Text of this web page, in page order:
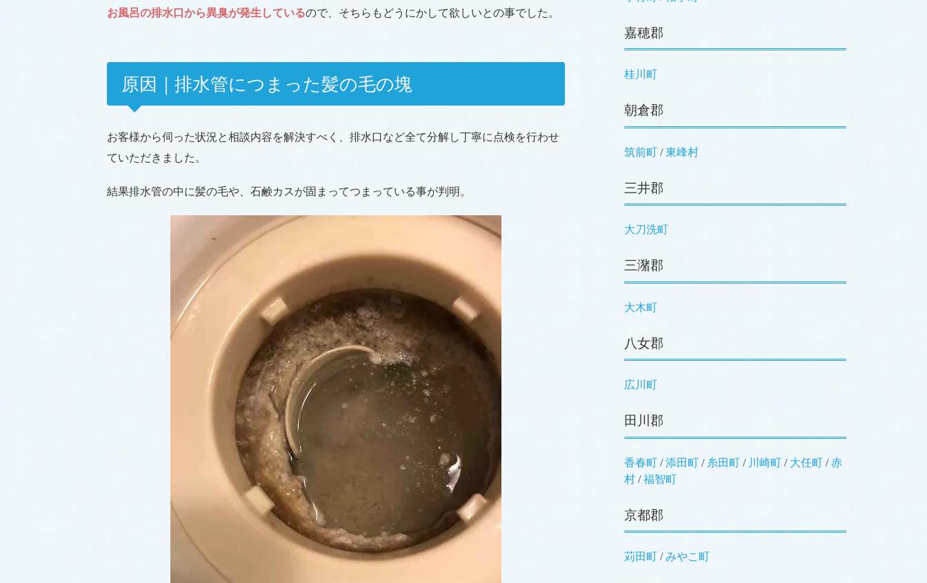
お風呂の排水口から異臭が発生しているので、そちらもどうにかして欲しいとの事でした。
原因｜排水管につまった髪の毛の塊
お客様から伺った状況と相談内容を解決すべく、排水口など全て分解し丁寧に点検を行わせ
ていただきました。
結果排水管の中に髪の毛や、石鹸カスが固まってつまっている事が判明。
嘉穂郡
桂川町
朝倉郡
筑前町 /東峰村
三井郡
大刀洗町
三潴郡
大木町
八女郡
広川町
田川郡
香春町 /添田町 / 糸田町 / 川崎町 / 大任町 /赤
村 /福智町
京都郡
苅田町 /みやこ町